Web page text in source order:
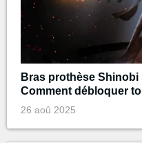
Bras prothèse Shinobi
Comment débloquer
26 aoû 2025